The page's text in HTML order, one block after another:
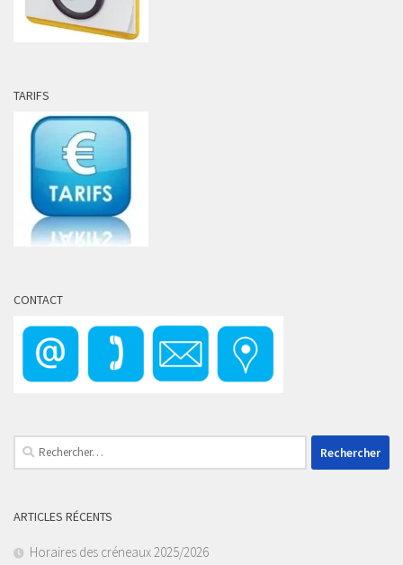
TARIFS
CONTACT
Rechercher :
ARTICLES RÉCENTS
Horaires des créneaux 2025/2026